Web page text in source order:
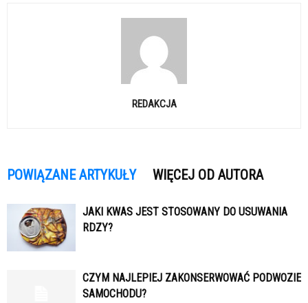
REDAKCJA
POWIĄZANE ARTYKUŁY WIĘCEJ OD AUTORA
JAKI KWAS JEST STOSOWANY DO USUWANIA
RDZY?
CZYM NAJLEPIEJ ZAKONSERWOWAĆ PODWOZIE
SAMOCHODU?